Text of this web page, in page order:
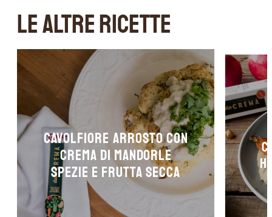
LE ALTRE RICETTE
Cavolfiore arrosto con
crema di mandorle
spezie e frutta secca